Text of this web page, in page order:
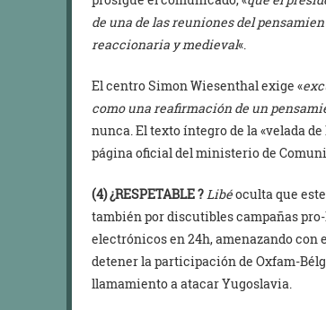
de una de las reuniones del
reaccionaria y medieval«.
El centro Simon Wiesenthal exige «
como una reafirmación de un
nunca. El texto íntegro de la «velada
página oficial del ministerio de
(4)¿RESPETABLE ? Libéoculta que
también por discutibles campañas
electrónicos en 24h, amenazando con
detener la participación de Oxfam-
llamamiento a atacar Yugoslavia.